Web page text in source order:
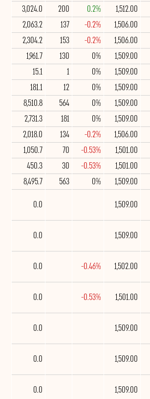
1,512.00
0.2%
200
3,024.0
1,506.00
-0.2%
137
2,063.2
1,506.00
-0.2%
153
2,304.2
1,509.00
0%
130
1,961.7
1,509.00
0%
1
15.1
1,509.00
0%
12
181.1
1,509.00
0%
564
8,510.8
1,509.00
0%
181
2,731.3
1,506.00
-0.2%
134
2,018.0
1,501.00
-0.53%
70
1,050.7
1,501.00
-0.53%
30
450.3
1,509.00
0%
563
8,495.7
1,509.00
0.0
1,509.00
0.0
1,502.00
-0.46%
0.0
1,501.00
-0.53%
0.0
1,509.00
0.0
1,509.00
0.0
1,509.00
0.0